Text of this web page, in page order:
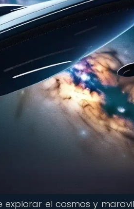
el cosmos y